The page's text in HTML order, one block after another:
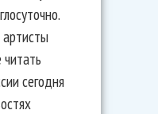
сегодня